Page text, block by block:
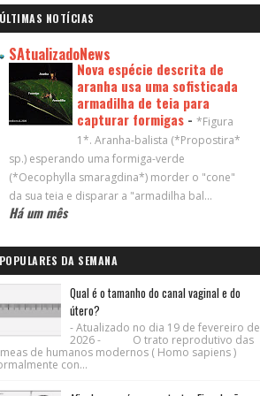
NOTÍCIAS
SAtualizadoNews
Nova espécie descrita de
aranha usa uma sofisticada
armadilha de teia para
capturar formigas - *Figura
1*. Aranha-balista (*Propostira*
sp.) esperando uma formiga-verde
(*Oecophylla smaragdina*) morder o "cone"
da sua teia e disparar a "armadilha bal...
Há um mês
DA SEMANA
Qual é o tamanho do canal vaginal e do
útero?
- Atualizado no dia 19 de fevereiro de
2026 - O trato reprodutivo das
de humanos modernos ( Homo sapiens )
con...